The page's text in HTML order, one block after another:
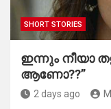
SHORT STORIES
ഇന്നും നീയാ
ആണോ??”
2 days ago